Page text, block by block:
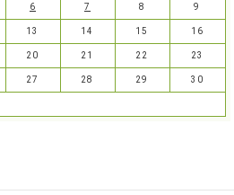
6 7 8 9
13 14 15 16
20 21 22 23
27 28 29 30